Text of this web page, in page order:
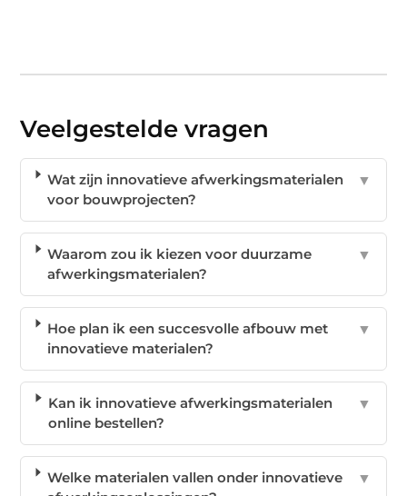
Veelgestelde vragen
Wat zijn innovatieve afwerkingsmaterialen
voor bouwprojecten?
▼
Waarom zou ik kiezen voor duurzame
afwerkingsmaterialen?
▼
Hoe plan ik een succesvolle afbouw met
innovatieve materialen?
▼
Kan ik innovatieve afwerkingsmaterialen
online bestellen?
▼
Welke materialen vallen onder innovatieve
▼